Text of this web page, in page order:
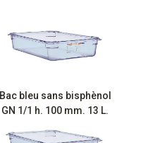
Bac bleu sans bisphènol
GN 1/1 h. 100 mm. 13 L.